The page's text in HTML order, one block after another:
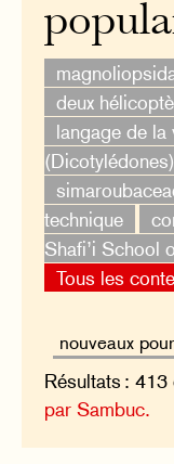
deux
langage de la
(Dicotylédones)
technique
Shafi’i School
Tous les
Résultats :
par Sambuc.